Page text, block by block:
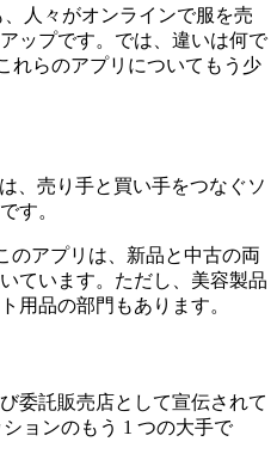
、人々がオンラインで服を売
ップです。では、違いは何で
れらのアプリについてもう少
、売り手と買い手をつなぐソ
す。
のアプリは、新品と中古の両
ています。ただし、美容製品
用品の部門もあります。
委託販売店として宣伝されて
ョンのもう 1 つの大手で